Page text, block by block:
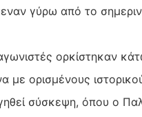
γύρω από το
ορκίστηκαν
με ορισμένους
σύσκεψη, όπου ο